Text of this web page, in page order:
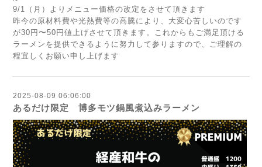
9/1（月）よりメニュー価格の改定をさせて頂きます
昨今の原材料費や光熱費等の高騰により、大変心苦しいのです
が30円〜50円値上げさせて頂きます。これからもご満足頂ける
ラーメンを提供できるように努力して参りますので、ご理解の
程宜しくお願い申し上げます
2025-08-09 06:06:00
あるだけ限定 博多モツ鍋風煮込みラーメン